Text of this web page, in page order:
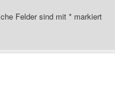
Felder sind mit *markiert